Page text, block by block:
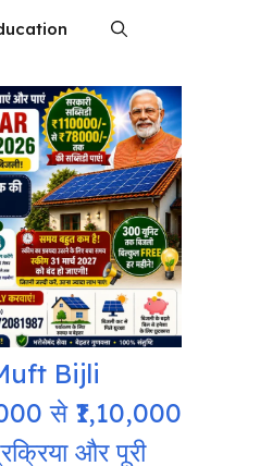
Bijli
से ₹1,10,000
और पूरी